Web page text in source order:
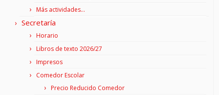
Más actividades…
Secretaría
Horario
Libros de texto 2026/27
Impresos
Comedor Escolar
Precio Reducido Comedor